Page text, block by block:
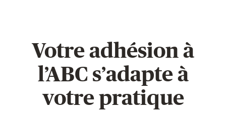
Votre adhésion à
l’ABC s’adapte à
votre pratique